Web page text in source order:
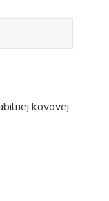
kovovej